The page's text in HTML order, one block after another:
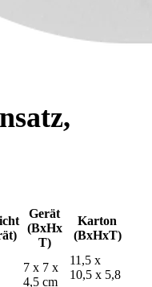
Gerät
(BxHx
T)
Karton
(BxHxT)
7 x 7 x
4,5 cm
11,5 x
10,5 x 5,8